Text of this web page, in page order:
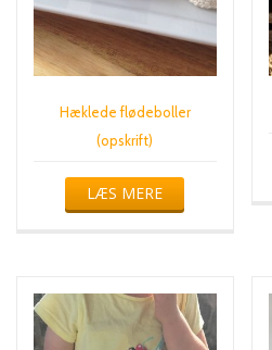
Hæklede flødeboller
(opskrift)
LÆS MERE